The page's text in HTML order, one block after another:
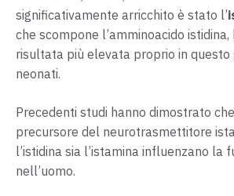
significativamente arricchito è stato l’
che scompone l’amminoacido
risultata più elevata proprio in questo
neonati.
Precedenti studi hanno dimostrato
precursore del neurotrasmettitore
l’istidina sia l’istamina influenzano la
nell’uomo.